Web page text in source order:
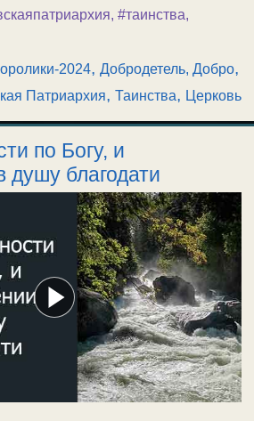
, #таинства,
2024,Добродетель, Добро,
Патриархия, Таинства, Церковь
по Богу, и
душу благодати